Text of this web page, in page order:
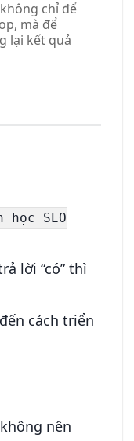
không chỉ để
mà để
lại kết quả
học SEO
lời “có” thì
cách triển
nên